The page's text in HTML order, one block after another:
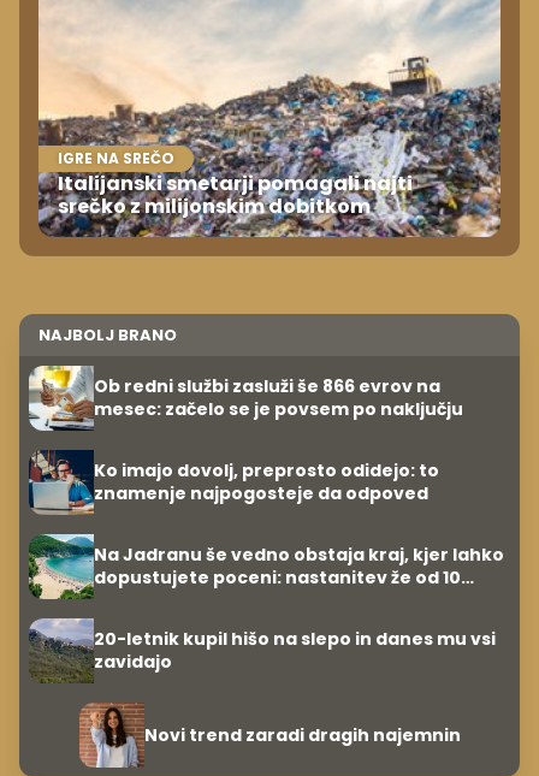
IGRE NA SREČO
Italijanski smetarji pomagali najti
srečko z milijonskim dobitkom
NAJBOLJ BRANO
Ob redni službi zasluži še 866 evrov na
mesec: začelo se je povsem po naključju
Ko imajo dovolj, preprosto odidejo: to
znamenje najpogosteje da odpoved
Na Jadranu še vedno obstaja kraj, kjer lahko
dopustujete poceni: nastanitev že od 10
20-letnik kupil hišo na slepo in danes mu vsi
zavidajo
Novi trend zaradi dragih najemnin